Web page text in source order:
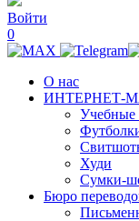
Войти
0
О нас
ИНТЕРНЕТ-
Учебные
Худи
Сумки-
Бюро